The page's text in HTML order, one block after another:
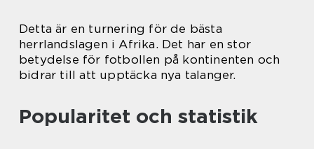
Detta är en turnering för de bästa
herrlandslagen i Afrika. Det har en stor
betydelse för fotbollen på kontinenten och
bidrar till att upptäcka nya talanger.
Popularitet och statistik